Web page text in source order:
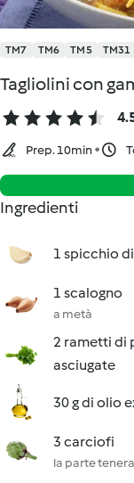
TM7 TM6 TM5 TM31
Tagliolini con
Prep. 10min
Ingredienti
1 spicchio
1 scalogno
a metà
2 rametti di
asciugate
30 g di olio
3 carciofi
la parte